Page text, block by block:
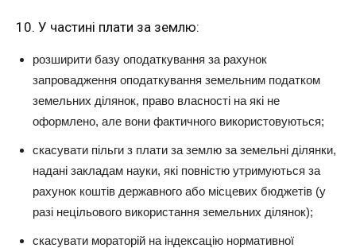
10. У частині плати за землю:
розширити базу оподаткування за рахунок
запровадження оподаткування земельним податком
земельних ділянок, право власності на які не
оформлено, але вони фактичного використовуються;
скасувати пільги з плати за землю за земельні ділянки,
надані закладам науки, які повністю утримуються за
рахунок коштів державного або місцевих бюджетів (у
разі нецільового використання земельних ділянок);
скасувати мораторій на індексацію нормативної